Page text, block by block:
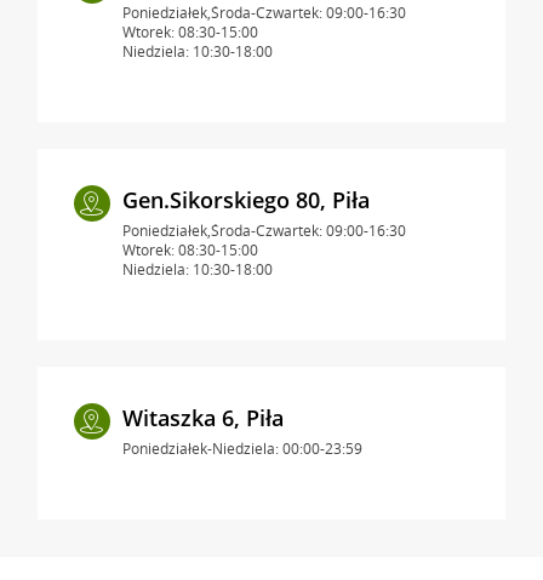
Poniedziałek,Środa-Czwartek: 09:00-16:30
Wtorek: 08:30-15:00
Niedziela: 10:30-18:00
Gen.Sikorskiego 80, Piła
Poniedziałek,Środa-Czwartek: 09:00-16:30
Wtorek: 08:30-15:00
Niedziela: 10:30-18:00
Witaszka 6, Piła
Poniedziałek-Niedziela: 00:00-23:59